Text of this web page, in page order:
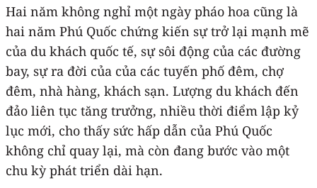
Hai năm không nghỉ một ngày pháo hoa cũng là
hai năm Phú Quốc chứng kiến sự trở lại mạnh mẽ
của du khách quốc tế, sự sôi động của các đường
bay, sự ra đời của của các tuyến phố đêm, chợ
đêm, nhà hàng, khách sạn. Lượng du khách đến
đảo liên tục tăng trưởng, nhiều thời điểm lập kỷ
lục mới, cho thấy sức hấp dẫn của Phú Quốc
không chỉ quay lại, mà còn đang bước vào một
chu kỳ phát triển dài hạn.